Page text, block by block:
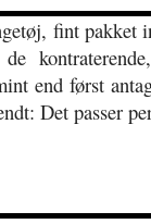
fint
end først
Det passer